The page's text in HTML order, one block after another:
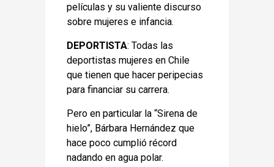
películas y su valiente discurso
sobre mujeres e infancia.
DEPORTISTA: Todas las
deportistas mujeres en Chile
que tienen que hacer peripecias
para financiar su carrera.
Pero en particular la “Sirena de
hielo”, Bárbara Hernández que
hace poco cumplió récord
nadando en agua polar.